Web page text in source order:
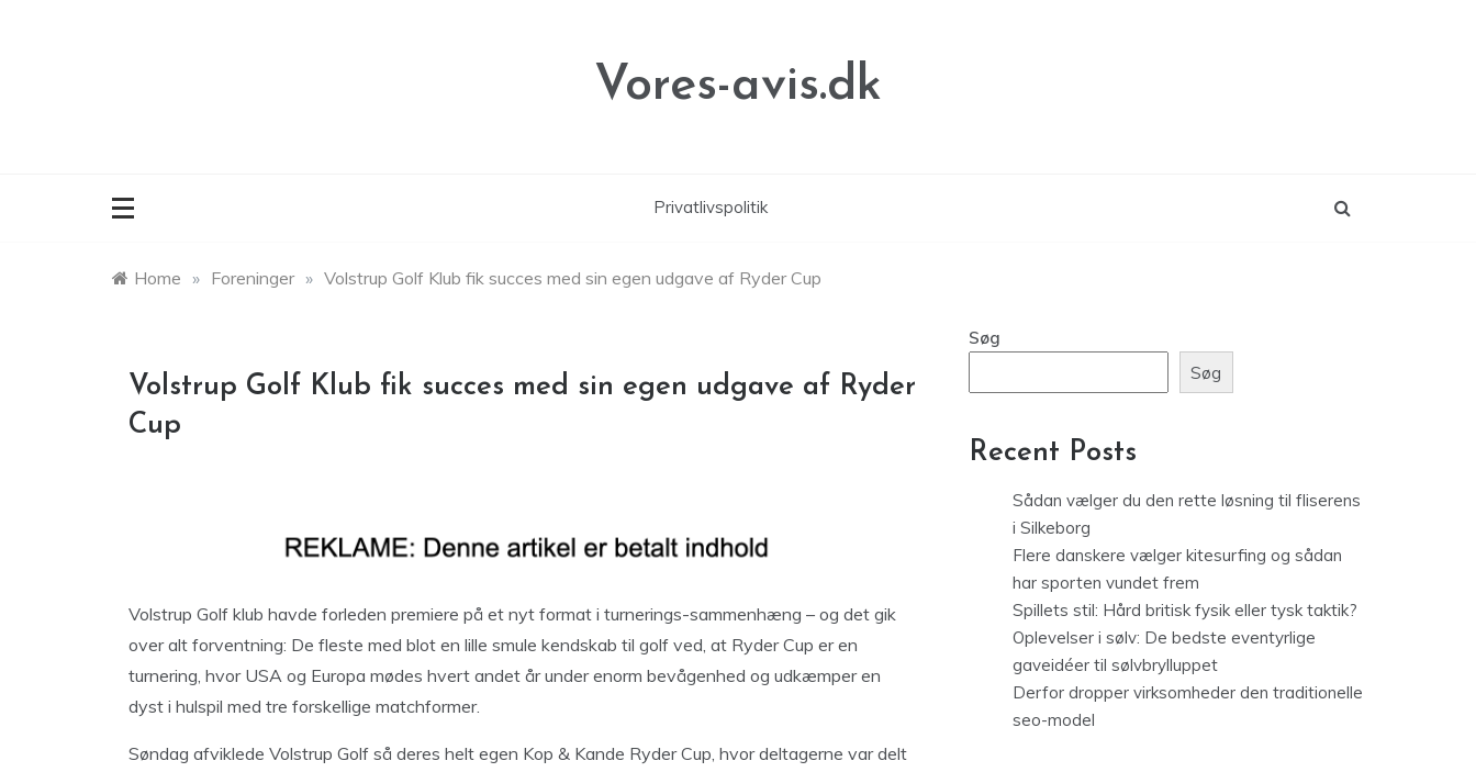
Vores-avis.dk
Privatlivspolitik
Home » Foreninger » Volstrup Golf Klub fik succes med sin egen udgave af Ryder Cup
Volstrup Golf Klub fik succes med sin egen udgave af Ryder
Cup
Volstrup Golf klub havde forleden premiere på et nyt format i turnerings-sammenhæng – og det gik
over alt forventning: De fleste med blot en lille smule kendskab til golf ved, at Ryder Cup er en
turnering, hvor USA og Europa mødes hvert andet år under enorm bevågenhed og udkæmper en
dyst i hulspil med tre forskellige matchformer.
Søndag afviklede Volstrup Golf så deres helt egen Kop & Kande Ryder Cup, hvor deltagerne var delt
Søg
Søg
Recent Posts
Sådan vælger du den rette løsning til fliserens
i Silkeborg
Flere danskere vælger kitesurfing og sådan
har sporten vundet frem
Spillets stil: Hård britisk fysik eller tysk taktik?
Oplevelser i sølv: De bedste eventyrlige
gaveidéer til sølvbrylluppet
Derfor dropper virksomheder den traditionelle
seo-model